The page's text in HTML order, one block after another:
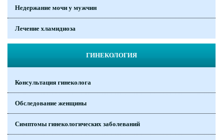
Недержание мочи у мужчин
Лечение хламидиоза
ГИНЕКОЛОГИЯ
Консультация гинеколога
Обследование женщины
Симптомы гинекологических заболеваний